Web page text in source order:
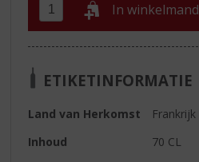
In winkelmand
ETIKETINFORMATIE
Land van Herkomst
Frankrijk
Inhoud
70 CL